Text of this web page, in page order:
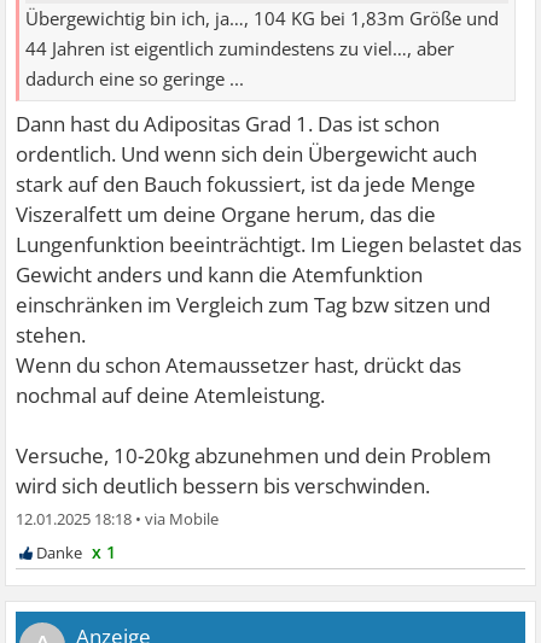
Übergewichtig bin ich, ja…, 104 KG bei 1,83m Größe und
44 Jahren ist eigentlich zumindestens zu viel…, aber
dadurch eine so geringe ...
Dann hast du Adipositas Grad 1. Das ist schon
ordentlich. Und wenn sich dein Übergewicht auch
stark auf den Bauch fokussiert, ist da jede Menge
Viszeralfett um deine Organe herum, das die
Lungenfunktion beeinträchtigt. Im Liegen belastet das
Gewicht anders und kann die Atemfunktion
einschränken im Vergleich zum Tag bzw sitzen und
stehen.
Wenn du schon Atemaussetzer hast, drückt das
nochmal auf deine Atemleistung.
Versuche, 10-20kg abzunehmen und dein Problem
wird sich deutlich bessern bis verschwinden.
12.01.2025 18:18 •
x 1